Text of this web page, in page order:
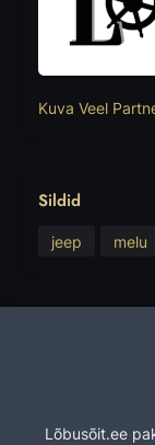
Kuva Veel
Sildid
jeep melu
Lõbusõit.ee